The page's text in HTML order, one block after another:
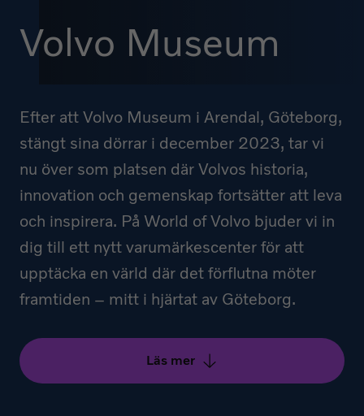
Volvo Museum
Efter att Volvo Museum i Arendal, Göteborg,
stängt sina dörrar i december 2023, tar vi
nu över som platsen där Volvos historia,
innovation och gemenskap fortsätter att leva
och inspirera. På World of Volvo bjuder vi in
dig till ett nytt varumärkescenter för att
upptäcka en värld där det förflutna möter
framtiden – mitt i hjärtat av Göteborg.
Läs mer